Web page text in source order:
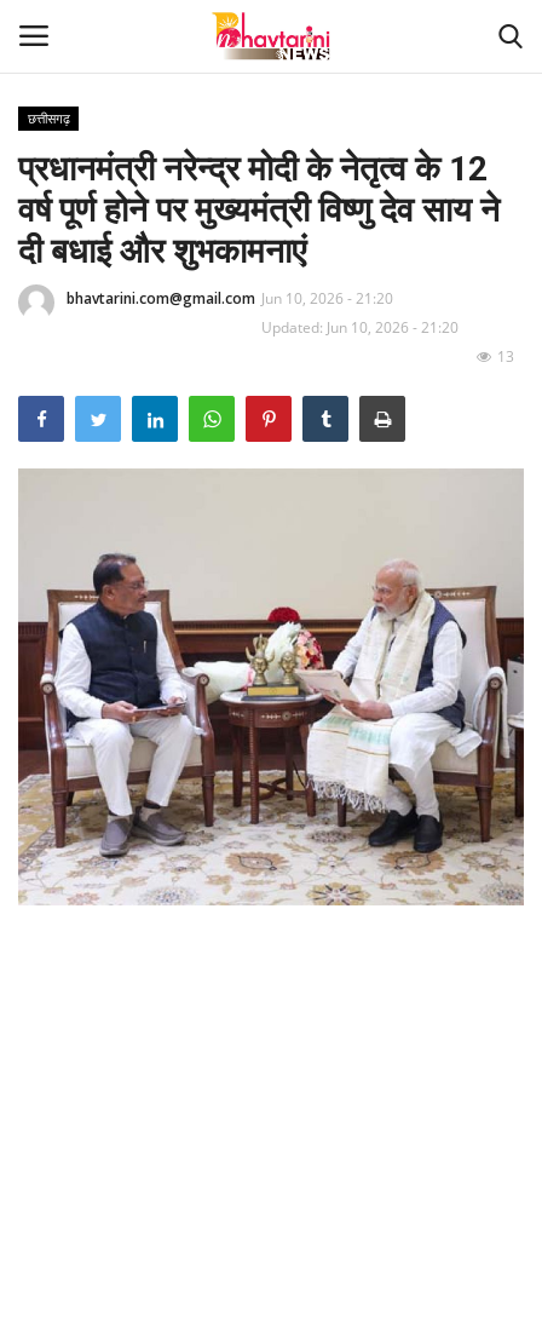
Home
संपर्क करें
Contact
देश
दुनिया
छत्तीसगढ़
राजस्थान
पंजाब
उत्तराखंड
उत्तर प्रदेश
ओडिशा
छत्तीसगढ़
प्रधानमंत्री नरेन्द्र मोदी के नेतृत्व के 12
वर्ष पूर्ण होने पर मुख्यमंत्री विष्णु देव साय ने
दी बधाई और शुभकामनाएं
bhavtarini.com@gmail.com Jun 10, 2026 - 21:20
Updated: Jun 10, 2026 - 21:20
13